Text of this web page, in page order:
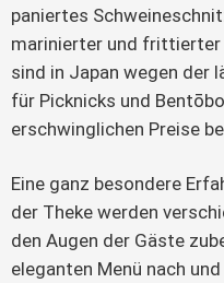
paniertes
marinierter und
sind in Japan wegen der
für Picknicks und
erschwinglichen Preise
Eine ganz besondere
der Theke werden
den Augen der Gäste
eleganten Menü nach